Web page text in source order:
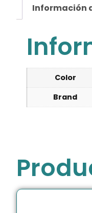
Información
Color
Brand